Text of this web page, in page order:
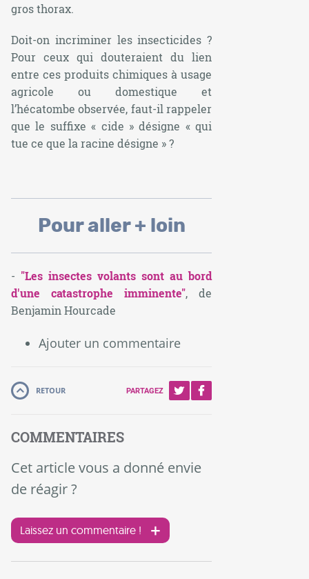
gros thorax.
Doit-on incriminer les insecticides ?
Pour ceux qui douteraient du lien
entre ces produits chimiques à usage
agricole ou domestique et
l’hécatombe observée, faut-il rappeler
que le suffixe « cide » désigne « qui
tue ce que la racine désigne » ?
Pour aller + loin
- "Les insectes volants sont au bord
d'une catastrophe imminente", de
Benjamin Hourcade
Ajouter un commentaire
RETOUR PARTAGEZ
COMMENTAIRES
Cet article vous a donné envie
de réagir ?
Laissez un commentaire !